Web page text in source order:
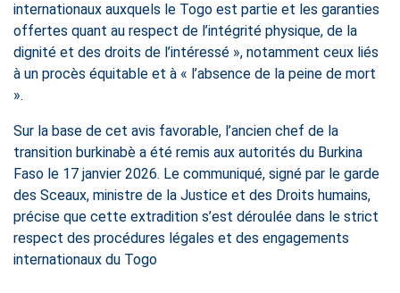
internationaux auxquels le Togo est partie et les garanties
offertes quant au respect de l’intégrité physique, de la
dignité et des droits de l’intéressé », notamment ceux liés
à un procès équitable et à « l’absence de la peine de mort
».
Sur la base de cet avis favorable, l’ancien chef de la
transition burkinabè a été remis aux autorités du Burkina
Faso le 17 janvier 2026. Le communiqué, signé par le garde
des Sceaux, ministre de la Justice et des Droits humains,
précise que cette extradition s’est déroulée dans le strict
respect des procédures légales et des engagements
internationaux du Togo